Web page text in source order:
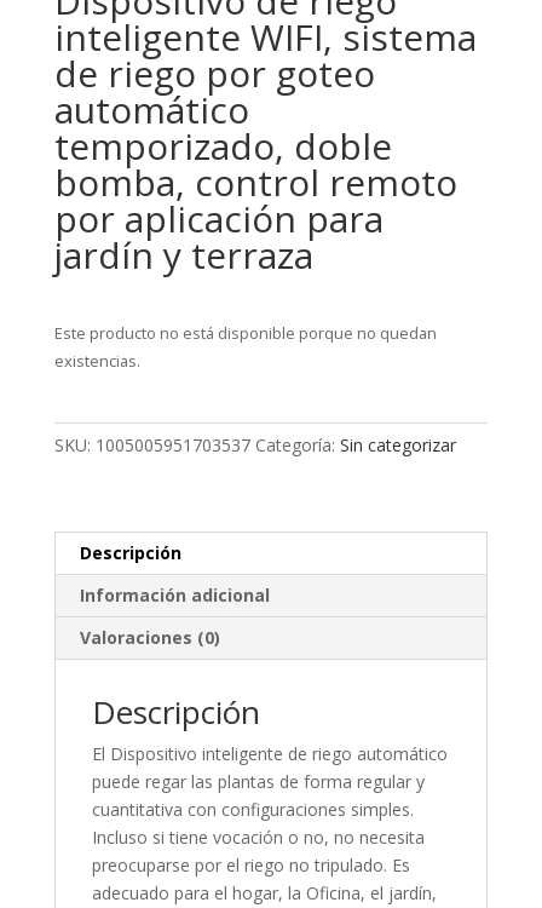
inteligente WIFI, sistema
de riego por goteo
automático
temporizado, doble
bomba, control remoto
por aplicación para
jardín y terraza
Este producto no está disponible porque no quedan
existencias.
SKU: 1005005951703537 Categoría: Sin categorizar
Descripción
Información adicional
Valoraciones (0)
Descripción
El Dispositivo inteligente de riego automático
puede regar las plantas de forma regular y
cuantitativa con configuraciones simples.
Incluso si tiene vocación o no, no necesita
preocuparse por el riego no tripulado. Es
adecuado para el hogar, la Oficina, el jardín,